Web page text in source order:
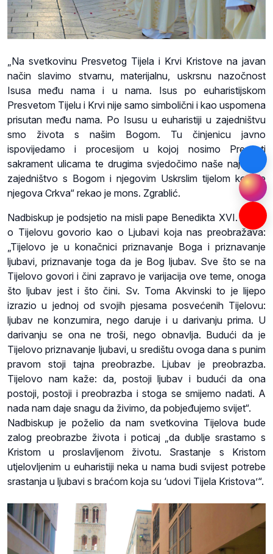
„Na svetkovinu Presvetog Tijela i Krvi Kristove na javan
način slavimo stvarnu, materijalnu, uskrsnu nazočnost
Isusa među nama i u nama. Isus po euharistijskom
Presvetom Tijelu i Krvi nije samo simbolični i kao uspomena
prisutan među nama. Po Isusu u euharistiji u zajedništvu
smo života s našim Bogom. Tu činjenicu javno
ispovijedamo i procesijom u kojoj nosimo Presveti
sakrament ulicama te drugima svjedočimo naše najdublje
zajedništvo s Bogom i njegovim Uskrslim tijelom koje je
njegova Crkva“ rekao je mons. Zgrablić.
Nadbiskup je podsjetio na misli pape Benedikta XVI. koji je
o Tijelovu govorio kao o Ljubavi koja nas preobražava:
„Tijelovo je u konačnici priznavanje Boga i priznavanje
ljubavi, priznavanje toga da je Bog ljubav. Sve što se na
Tijelovo govori i čini zapravo je varijacija ove teme, onoga
što ljubav jest i što čini. Sv. Toma Akvinski to je lijepo
izrazio u jednoj od svojih pjesama posvećenih Tijelovu:
ljubav ne konzumira, nego daruje i u darivanju prima. U
darivanju se ona ne troši, nego obnavlja. Budući da je
Tijelovo priznavanje ljubavi, u središtu ovoga dana s punim
pravom stoji tajna preobrazbe. Ljubav je preobrazba.
Tijelovo nam kaže: da, postoji ljubav i budući da ona
postoji, postoji i preobrazba i stoga se smijemo nadati. A
nada nam daje snagu da živimo, da pobjeđujemo svijet“.
Nadbiskup je poželio da nam svetkovina Tijelova bude
zalog preobrazbe života i poticaj „da dublje srastamo s
Kristom u proslavljenom životu. Srastanje s Kristom
utjelovljenim u euharistiji neka u nama budi svijest potrebe
srastanja u ljubavi s braćom koja su ‘udovi Tijela Kristova’“.